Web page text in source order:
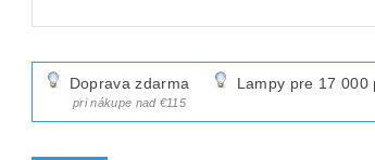
Doprava zdarma
pri nákupe nad €115
Lampy pre 17 000